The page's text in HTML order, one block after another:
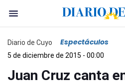
Diario de Cuyo Espectáculos
5 de diciembre de 2015 - 00:00
Juan Cruz canta